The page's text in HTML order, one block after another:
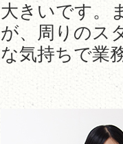
大きいです。
が、周りのス
な気持ちで業